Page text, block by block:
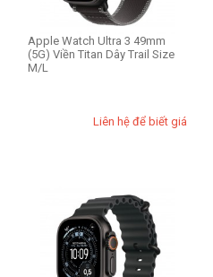
Apple Watch Ultra 3 49mm
(5G) Viền Titan Dây Trail Size
M/L
Liên hệ để biết giá